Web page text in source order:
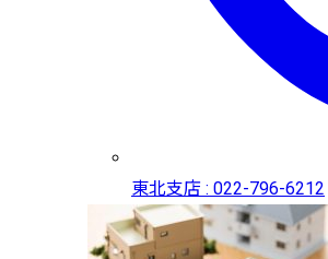
東北支店 : 022-796-6212